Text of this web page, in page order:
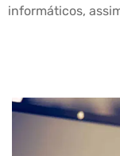
informáticos,